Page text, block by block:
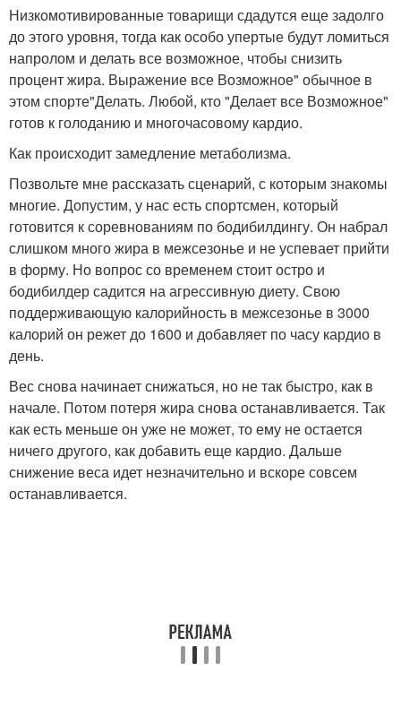
Низкомотивированные товарищи сдадутся еще задолго
до этого уровня, тогда как особо упертые будут ломиться
напролом и делать все возможное, чтобы снизить
процент жира. Выражение все Возможное" обычное в
этом спорте"Делать. Любой, кто "Делает все Возможное"
готов к голоданию и многочасовому кардио.
Как происходит замедление метаболизма.
Позвольте мне рассказать сценарий, с которым знакомы
многие. Допустим, у нас есть спортсмен, который
готовится к соревнованиям по бодибилдингу. Он набрал
слишком много жира в межсезонье и не успевает прийти
в форму. Но вопрос со временем стоит остро и
бодибилдер садится на агрессивную диету. Свою
поддерживающую калорийность в межсезонье в 3000
калорий он режет до 1600 и добавляет по часу кардио в
день.
Вес снова начинает снижаться, но не так быстро, как в
начале. Потом потеря жира снова останавливается. Так
как есть меньше он уже не может, то ему не остается
ничего другого, как добавить еще кардио. Дальше
снижение веса идет незначительно и вскоре совсем
останавливается.